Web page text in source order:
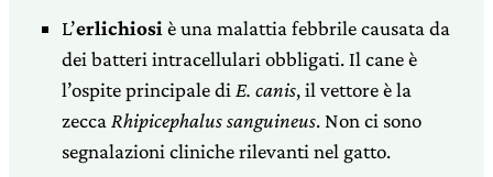
L’erlichiosi è una malattia febbrile causata da
dei batteri intracellulari obbligati. Il cane è
l’ospite principale di E. canis, il vettore è la
zecca Rhipicephalus sanguineus. Non ci sono
segnalazioni cliniche rilevanti nel gatto.